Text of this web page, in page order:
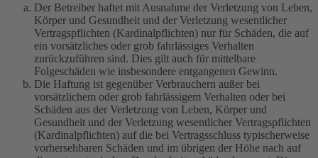
Der Betreiber haftet mit Ausnahme der Verletzung von Leben,
Körper und Gesundheit und der Verletzung wesentlicher
Vertragspflichten (Kardinalpflichten) nur für Schäden, die auf
ein vorsätzliches oder grob fahrlässiges Verhalten
zurückzuführen sind. Dies gilt auch für mittelbare
Folgeschäden wie insbesondere entgangenen Gewinn.
Die Haftung ist gegenüber Verbrauchern außer bei
vorsätzlichem oder grob fahrlässigem Verhalten oder bei
Schäden aus der Verletzung von Leben, Körper und
Gesundheit und der Verletzung wesentlicher Vertragspflichten
(Kardinalpflichten) auf die bei Vertragsschluss typischerweise
vorhersehbaren Schäden und im übrigen der Höhe nach auf